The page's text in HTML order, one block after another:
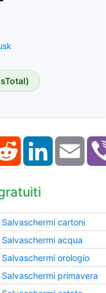
Reddit LinkedIn Email
Salvaschermi cartoni
Salvaschermi acqua
Salvaschermi orologio
Salvaschermi primavera